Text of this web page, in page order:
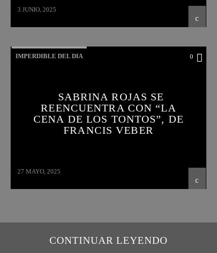
3 JUNIO, 2025
IMPERDIBLE DEL DIA 0
SABRINA ROJAS SE
REENCUENTRA CON “LA
CENA DE LOS TONTOS”, DE
FRANCIS VEBER
27 MAYO, 2025
CONTINUAR LEYENDO